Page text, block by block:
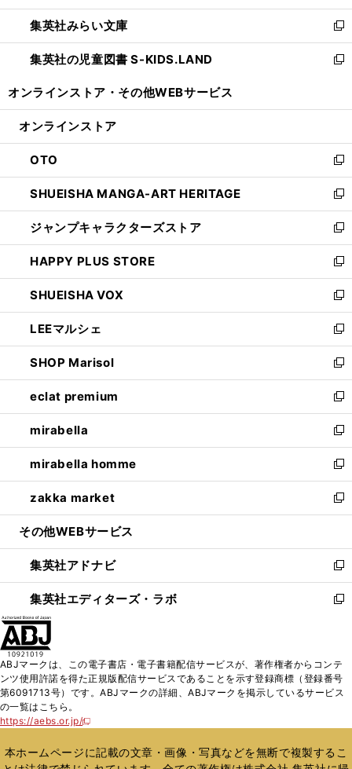
開
く
ウ
で
開
く
ン
ド
ウ
で
ウ
ィ
ン
ド
開
集英社みらい文庫
新
し
い
ン
ウ
で
開
く
集英社の児童図書 S-KIDS.LAND
新
ウ
ン
ド
ウ
で
開
く
オンラインストア・ その他WEBサービス
オンラインストア
OTO
新
し
い
ウ
ィ
ン
ド
ウ
で
開
く
SHUEISHA MANGA-ART HERITAGE
新
し
い
ウ
ィ
ン
ド
ウ
で
開
く
ジャンプキャラクターズストア
新
し
い
ウ
ィ
ン
ド
ウ
で
開
く
HAPPY PLUS STORE
新
し
い
ウ
ィ
ン
ド
ウ
で
開
く
SHUEISHA VOX
新
し
い
ウ
ィ
ン
ド
ウ
で
開
く
LEEマルシェ
新
し
い
ウ
ィ
ン
ド
ウ
で
開
く
SHOP Marisol
新
し
い
ウ
ィ
ン
ド
ウ
で
開
eclat premium
新
し
い
ウ
ィ
ン
ド
ウ
開
く
mirabella
新
し
い
ウ
ィ
ン
ウ
で
開
く
mirabella homme
新
し
い
ウ
ン
ド
ウ
で
zakka market
新
し
ウ
ィ
ン
ド
く
その他WEBサービス
集英社アドナビ
新
し
い
ド
ウ
で
集英社エディターズ・ラボ
新
ィ
ン
ド
開
ABJマークは、この電子書店・電子書籍配信サービスが、著作権者からコンテ
ンツ使用許諾を得た正規版配信サービスであることを示す登録商標（登録番号
第6091713号）です。ABJマークの詳細、ABJマークを掲示しているサービス
の一覧はこちら。
https://aebs.or.jp/
新
い
ウ
本ホームページに記載の文章・画像・写真などを無断で複製するこ